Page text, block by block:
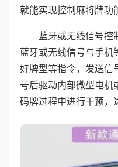
就能实现控制麻将牌功
蓝牙或无线信号控
蓝牙或无线信号与手机
好牌型等指令，发送信
号后驱动内部微型电机
码牌过程中进行干预，